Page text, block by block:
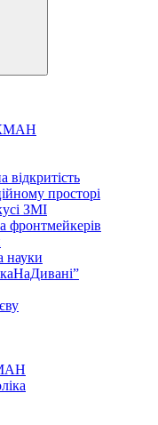
КМАН
відкритість
просторі
ЗМІ
науки